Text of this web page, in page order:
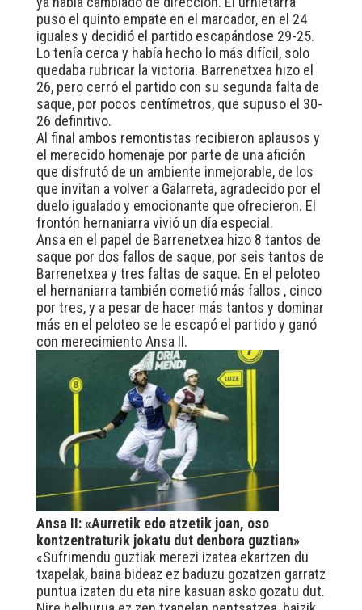
puso el quinto empate en el marcador, en el 24
iguales y decidió el partido escapándose 29-25.
Lo tenía cerca y había hecho lo más difícil, solo
quedaba rubricar la victoria. Barrenetxea hizo el
26, pero cerró el partido con su segunda falta de
saque, por pocos centímetros, que supuso el 30-
26 definitivo.
Al final ambos remontistas recibieron aplausos y
el merecido homenaje por parte de una afición
que disfrutó de un ambiente inmejorable, de los
que invitan a volver a Galarreta, agradecido por el
duelo igualado y emocionante que ofrecieron. El
frontón hernaniarra vivió un día especial.
Ansa en el papel de Barrenetxea hizo 8 tantos de
saque por dos fallos de saque, por seis tantos de
Barrenetxea y tres faltas de saque. En el peloteo
el hernaniarra también cometió más fallos , cinco
por tres, y a pesar de hacer más tantos y dominar
más en el peloteo se le escapó el partido y ganó
con merecimiento Ansa II.
Ansa II: «Aurretik edo atzetik joan, oso
kontzentraturik jokatu dut denbora guztian»
«Sufrimendu guztiak merezi izatea ekartzen du
txapelak, baina bideaz ez baduzu gozatzen garratz
puntua izaten du eta nire kasuan asko gozatu dut.